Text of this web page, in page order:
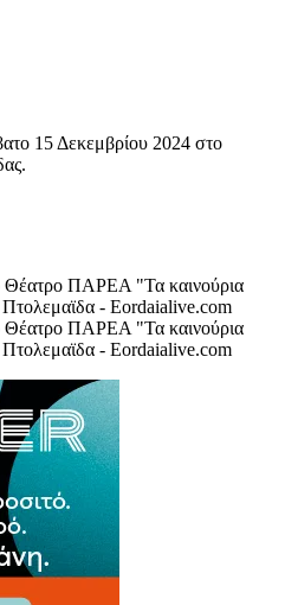
15 Δεκεμβρίου 2024 στο